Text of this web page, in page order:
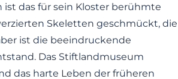
ist das für sein Kloster berühmte
Skeletten geschmückt, die
ist die beeindruckende
Das Stiftlandmuseum
das harte Leben der früheren